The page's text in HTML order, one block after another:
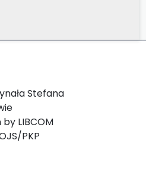
Stefana
LIBCOM
PKP